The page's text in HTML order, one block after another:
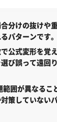
分けの抜けや
パターンです。
公式変形を覚
び誤って遠回
囲が異なるこ
策していない